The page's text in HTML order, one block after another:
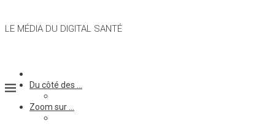
LE MÉDIA DU DIGITAL SANTÉ
Du côté des …
Zoom sur …